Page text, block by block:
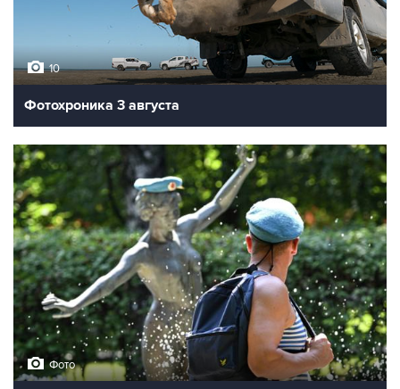
10
Фотохроника 3 августа
Фото